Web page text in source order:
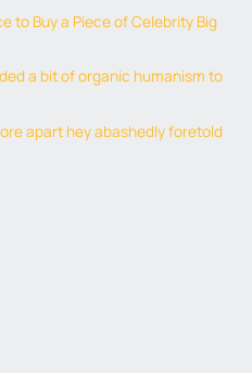
to Buy a Piece of Celebrity Big
a bit of organic humanism to
apart hey abashedly foretold